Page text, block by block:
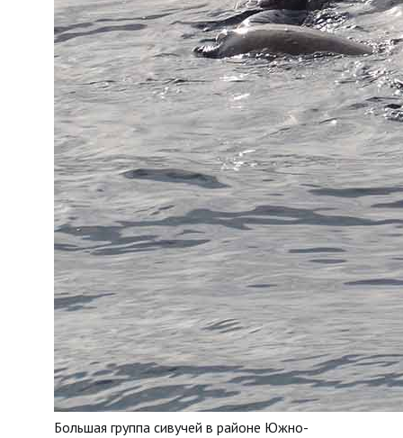
Большая группа сивучей в районе Южно-